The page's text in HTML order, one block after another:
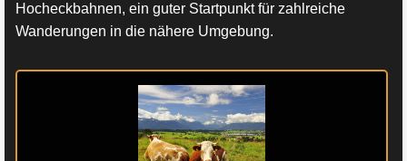
Hocheckbahnen, ein guter Startpunkt für zahlreiche
Wanderungen in die nähere Umgebung.